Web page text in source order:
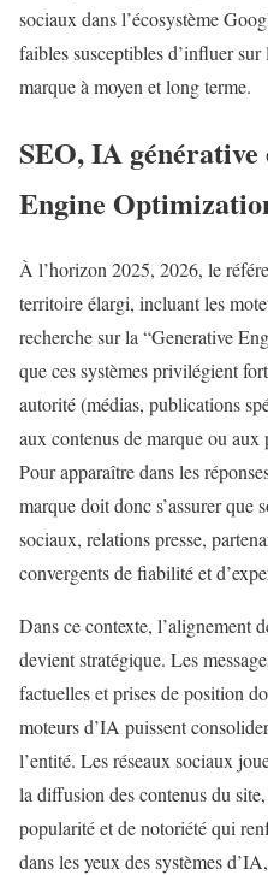
sociaux dans l’écosystème
faibles susceptibles d’influer
marque à moyen et long terme.
SEO, IA
Engine
À l’horizon 2025, 2026, le
territoire élargi, incluant les
recherche sur la “Generative
que ces systèmes privilégient
autorité (médias, publications
aux contenus de marque ou aux
Pour apparaître dans les
marque doit donc s’assurer que
sociaux, relations presse,
convergents de fiabilité et
Dans ce contexte, l’alignement
devient stratégique. Les
factuelles et prises de position
moteurs d’IA puissent
l’entité. Les réseaux sociaux
la diffusion des contenus du
popularité et de notoriété qui
dans les yeux des systèmes